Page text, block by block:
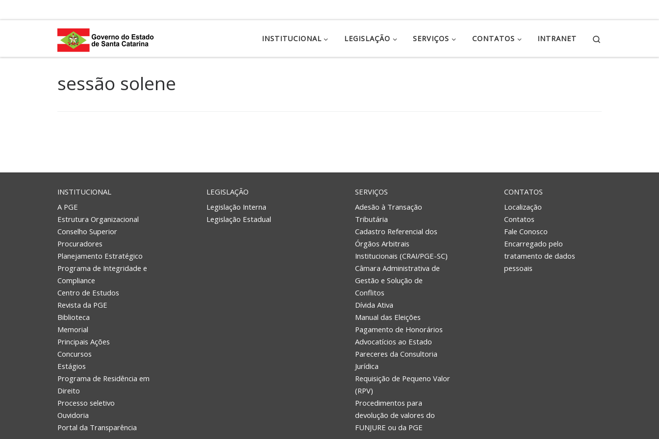
INSTITUCIONAL LEGISLAÇÃO SERVIÇOS CONTATOS INTRANET
sessão solene
INSTITUCIONAL
A PGE
Estrutura Organizacional
Conselho Superior
Procuradores
Planejamento Estratégico
Programa de Integridade e
Compliance
Centro de Estudos
Revista da PGE
Biblioteca
Memorial
Principais Ações
Concursos
Estágios
Programa de Residência em
Direito
Processo seletivo
Ouvidoria
Portal da Transparência
LEGISLAÇÃO
Legislação Interna
Legislação Estadual
SERVIÇOS
Adesão à Transação
Tributária
Cadastro Referencial dos
Órgãos Arbitrais
Institucionais (CRAI/PGE-SC)
Câmara Administrativa de
Gestão e Solução de
Conflitos
Dívida Ativa
Manual das Eleições
Pagamento de Honorários
Advocatícios ao Estado
Pareceres da Consultoria
Jurídica
Requisição de Pequeno Valor
(RPV)
Procedimentos para
devolução de valores do
FUNJURE ou da PGE
CONTATOS
Localização
Contatos
Fale Conosco
Encarregado pelo
tratamento de dados
pessoais